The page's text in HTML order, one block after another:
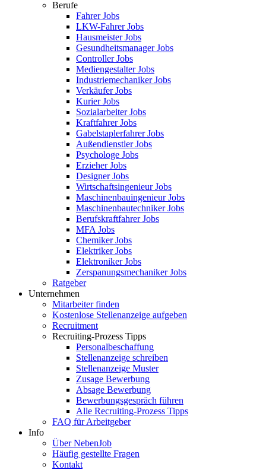
Berufe
Fahrer Jobs
LKW-Fahrer Jobs
Hausmeister Jobs
Gesundheitsmanager Jobs
Controller Jobs
Mediengestalter Jobs
Industriemechaniker Jobs
Verkäufer Jobs
Kurier Jobs
Sozialarbeiter Jobs
Kraftfahrer Jobs
Gabelstaplerfahrer Jobs
Außendienstler Jobs
Psychologe Jobs
Erzieher Jobs
Designer Jobs
Wirtschaftsingenieur Jobs
Maschinenbauingenieur Jobs
Maschinenbautechniker Jobs
Berufskraftfahrer Jobs
MFA Jobs
Chemiker Jobs
Elektriker Jobs
Elektroniker Jobs
Zerspanungsmechaniker Jobs
Ratgeber
Unternehmen
Mitarbeiter finden
Kostenlose Stellenanzeige aufgeben
Recruitment
Recruiting-Prozess Tipps
Personalbeschaffung
Stellenanzeige schreiben
Stellenanzeige Muster
Zusage Bewerbung
Absage Bewerbung
Bewerbungsgespräch führen
Alle Recruiting-Prozess Tipps
FAQ für Arbeitgeber
Info
Über NebenJob
Häufig gestellte Fragen
Kontakt